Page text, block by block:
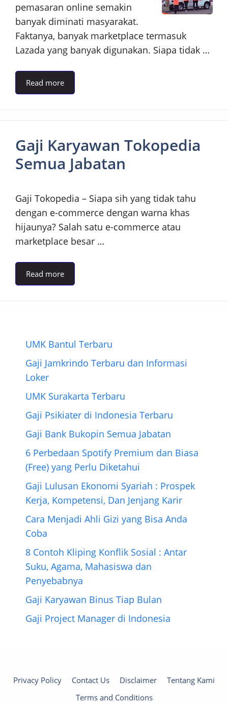
pemasaran online semakin
banyak diminati masyarakat.
Faktanya, banyak marketplace termasuk
Lazada yang banyak digunakan. Siapa tidak …
Read more
Gaji Karyawan Tokopedia
Semua Jabatan
Gaji Tokopedia – Siapa sih yang tidak tahu
dengan e-commerce dengan warna khas
hijaunya? Salah satu e-commerce atau
marketplace besar …
Read more
UMK Bantul Terbaru
Gaji Jamkrindo Terbaru dan Informasi
Loker
UMK Surakarta Terbaru
Gaji Psikiater di Indonesia Terbaru
Gaji Bank Bukopin Semua Jabatan
6 Perbedaan Spotify Premium dan Biasa
(Free) yang Perlu Diketahui
Gaji Lulusan Ekonomi Syariah : Prospek
Kerja, Kompetensi, Dan Jenjang Karir
Cara Menjadi Ahli Gizi yang Bisa Anda
Coba
8 Contoh Kliping Konflik Sosial : Antar
Suku, Agama, Mahasiswa dan
Penyebabnya
Gaji Karyawan Binus Tiap Bulan
Gaji Project Manager di Indonesia
Privacy Policy Contact Us Disclaimer
Tentang Kami
Terms and Conditions